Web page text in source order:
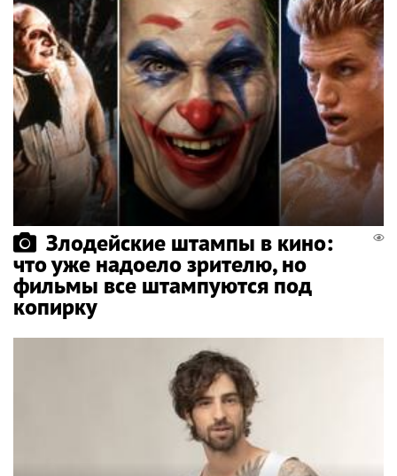
Злодейские штампы в кино:
что уже надоело зрителю, но
фильмы все штампуются под
копирку